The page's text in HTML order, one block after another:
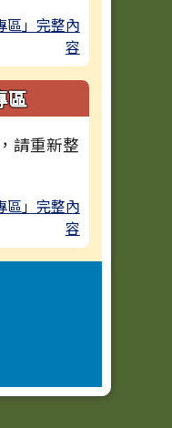
區」完整內
容
區
請重新整
區」完整內
容